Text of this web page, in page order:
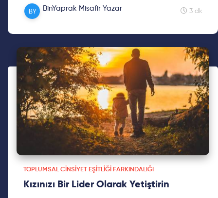
yerine ne yapman gerekiyor?
BinYaprak Misafir Yazar 3 dk
TOPLUMSAL CINSIYET EŞITLIĞI FARKINDALIĞI
Kızınızı Bir Lider Olarak Yetiştirin